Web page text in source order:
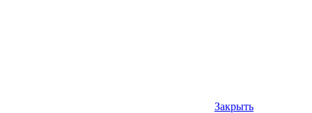
Закрыть